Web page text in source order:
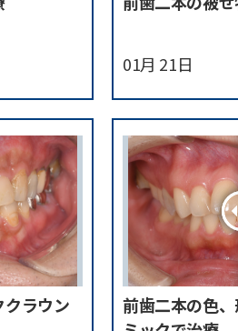
01月 21日
ラウン
前歯二本の色